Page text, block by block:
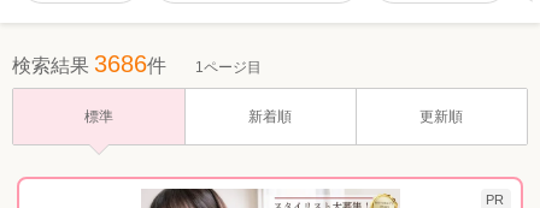
検索結果 3686件 1ページ目
標準 新着順 更新順
PR